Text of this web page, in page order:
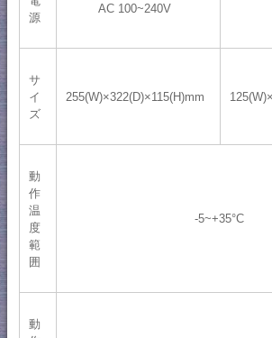
源
AC 100~240V
サ
イ
ズ
255(W)×322(D)×115(H)mm
動
作
温
度
範
囲
-5~+35°C
動